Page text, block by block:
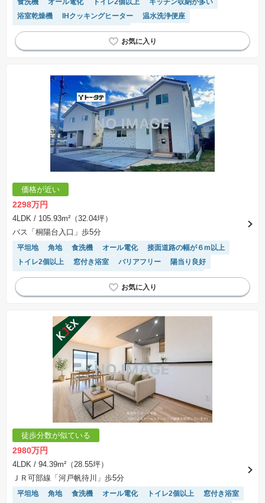
食洗機 オール電化 トイレ2個以上
キッチン収納が多い
浴室乾燥機
IHクッキングヒーター
温水洗浄便座
システムキッチン
閑静な住宅地
価格が近い
2298万円
4LDK / 105.93m²（32.04坪）
バス「桐陽台入口」歩5分
平坦地 角地 食洗機 オール電化
接面道路の幅が６m以上
トイレ2個以上
窓付き浴室 バリアフリー
陽当り良好
浴室乾燥機
モニター付きインターホン
温水洗浄便座
対面キッチン
システムキッチン 閑静な住宅地
徒歩分数が似ている
2980万円
4LDK / 94.39m²（28.55坪）
ＪＲ可部線「河戸帆待川」歩5分
平坦地 角地 食洗機 オール電化 トイレ2個以上
窓付き浴室